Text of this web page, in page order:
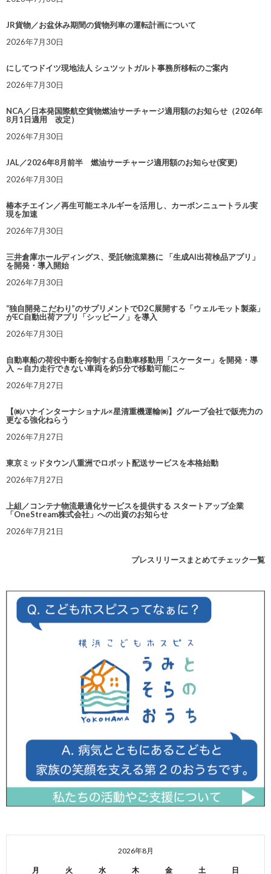
JR貨物／お盆休み期間の貨物列車の運転計画について
2026年7月30日
にしてつドイツ現地法人 シュツットガルト事務所移転のご案内
2026年7月30日
NCA／日本発国際航空貨物燃油サーチャージ適用額のお知らせ（2026年
8月1日適用 改定）
2026年7月30日
JAL／2026年8月前半 燃油サーチャージ適用額のお知らせ(変更)
2026年7月30日
椿本チエイン／再生可能エネルギーを活用し、カーボンニュートラル実
現を加速
2026年7月30日
三井倉庫ホールディングス、受託物流業務に 「生成AI出荷検品アプリ」
を開発・導入開始
2026年7月30日
“独自開発こだわり”のサプリメントでD2C展開する「ウェルモット製薬」
がEC自動出荷アプリ「シッピーノ」を導入
2026年7月30日
自動車船の荷役中断を抑制する自動車移動用「スケーター」を開発・導
入 ～自力走行できない車両を約5分で移動可能に～
2026年7月27日
【㈱ハナインターナショナル×星清重機運輸㈱】グループ会社で販売力の
更なる強化ねらう
2026年7月27日
東京ミッドタウン八重洲でロボット配送サービスを本格始動
2026年7月27日
上組／コンテナ物流最適化サービスを提供する スタートアップ企業
「OneStream株式会社」への出資のお知らせ
2026年7月21日
プレスリリースまとめてチェック一覧
2026年8月
月 火 水 木 金 土 日